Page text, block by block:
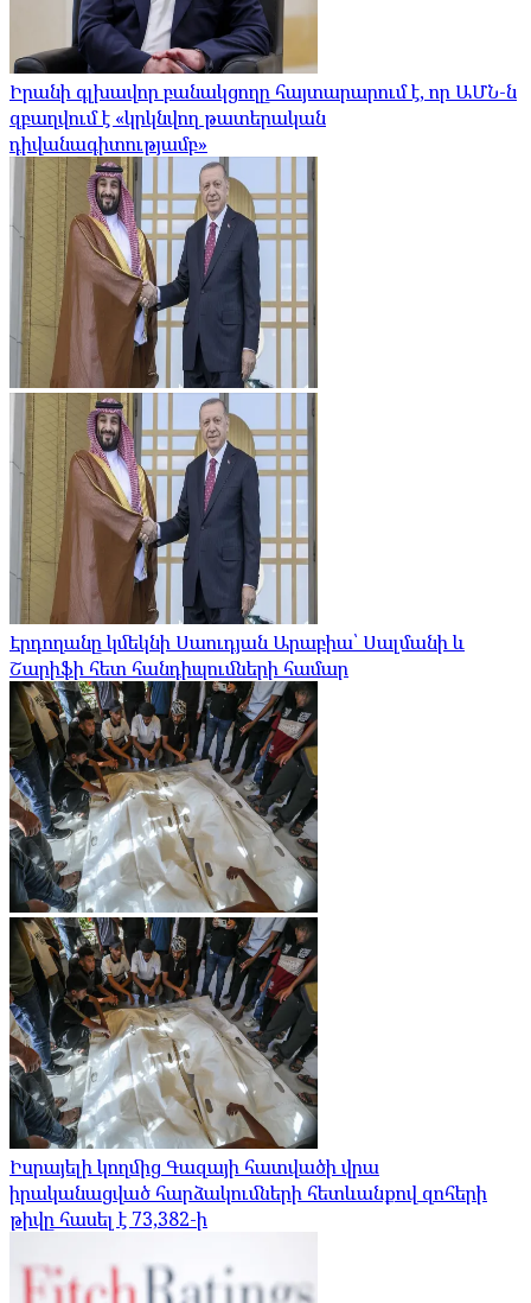
Իրանի գլխավոր բանակցողը հայտարարում է, որ ԱՄՆ-ն
զբաղվում է «կրկնվող թատերական
դիվանագիտությամբ»
Էրդողանը կմեկնի Սաուդյան Արաբիա՝ Սալմանի և
Շարիֆի հետ հանդիպումների համար
Իսրայելի կողմից Գազայի հատվածի վրա
իրականացված հարձակումների հետևանքով զոհերի
թիվը հասել է 73,382-ի